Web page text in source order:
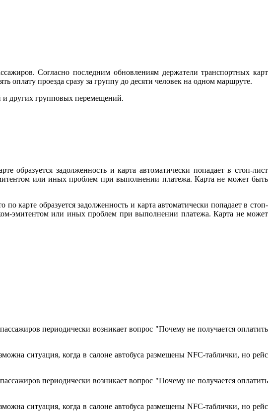
Согласно последним обновлениям держатели транспортных карт
оплату проезда сразу за группу до десяти человек на одном маршруте.
и других групповых перемещений.
образуется задолженность и карта автоматически попадает в стоп-лист
или иных проблем при выполнении платежа. Карта не может быть
карте образуется задолженность и карта автоматически попадает в стоп-
эмитентом или иных проблем при выполнении платежа. Карта не может
периодически возникает вопрос "Почему не получается оплатить
ситуация, когда в салоне автобуса размещены NFC-таблички, но рейс
периодически возникает вопрос "Почему не получается оплатить
ситуация, когда в салоне автобуса размещены NFC-таблички, но рейс